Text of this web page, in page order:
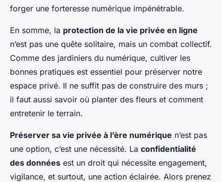
forger une forteresse numérique impénétrable.
En somme, la protection de la vie privée en ligne
n’est pas une quête solitaire, mais un combat collectif.
Comme des jardiniers du numérique, cultiver les
bonnes pratiques est essentiel pour préserver notre
espace privé. Il ne suffit pas de construire des murs ;
il faut aussi savoir où planter des fleurs et comment
entretenir le terrain.
Préserver sa vie privée à l’ère numérique n’est pas
une option, c’est une nécessité. La confidentialité
des données est un droit qui nécessite engagement,
vigilance, et surtout, une action éclairée. Alors prenez